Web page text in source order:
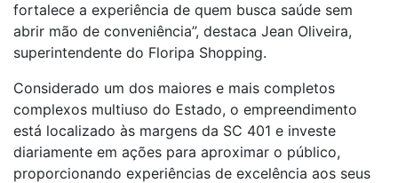
fortalece a experiência de quem busca saúde sem
abrir mão de conveniência”, destaca Jean Oliveira,
superintendente do Floripa Shopping.
Considerado um dos maiores e mais completos
complexos multiuso do Estado, o empreendimento
está localizado às margens da SC 401 e investe
diariamente em ações para aproximar o público,
proporcionando experiências de excelência aos seus